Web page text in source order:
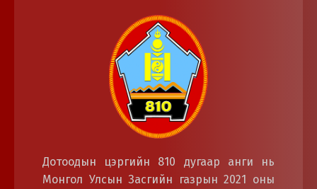
Дотоодын цэргийн 810 дугаар анги нь
Монгол Улсын Засгийн газрын 2021 оны